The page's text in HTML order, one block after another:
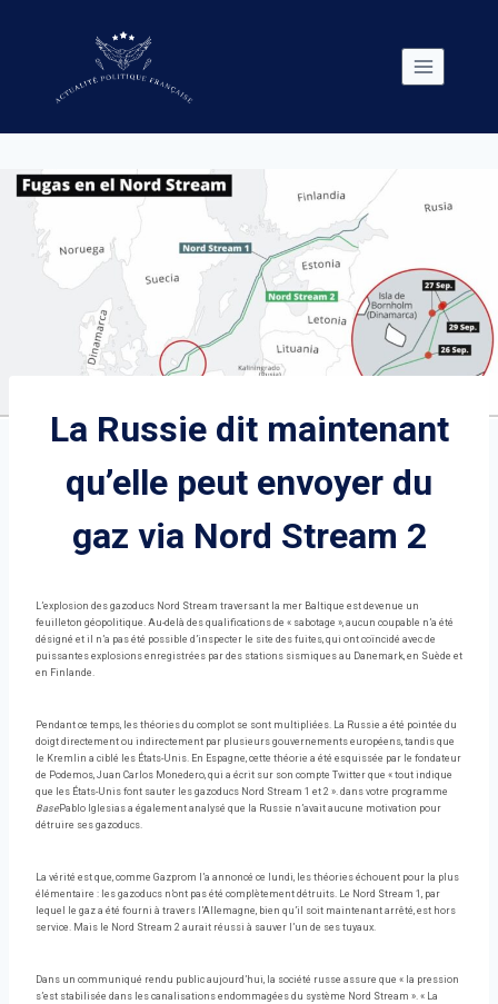
La Russie dit maintenant
qu’elle peut envoyer du
gaz via Nord Stream 2
L’explosion des gazoducs Nord Stream traversant la mer Baltique est devenue un
feuilleton géopolitique. Au-delà des qualifications de « sabotage », aucun coupable n’a été
désigné et il n’a pas été possible d’inspecter le site des fuites, qui ont coïncidé avec de
puissantes explosions enregistrées par des stations sismiques au Danemark, en Suède et
en Finlande.
Pendant ce temps, les théories du complot se sont multipliées. La Russie a été pointée du
doigt directement ou indirectement par plusieurs gouvernements européens, tandis que
le Kremlin a ciblé les États-Unis. En Espagne, cette théorie a été esquissée par le fondateur
de Podemos, Juan Carlos Monedero, qui a écrit sur son compte Twitter que « tout indique
que les États-Unis font sauter les gazoducs Nord Stream 1 et 2 ». dans votre programme
BasePablo Iglesias a également analysé que la Russie n’avait aucune motivation pour
détruire ses gazoducs.
La vérité est que, comme Gazprom l’a annoncé ce lundi, les théories échouent pour la plus
élémentaire : les gazoducs n’ont pas été complètement détruits. Le Nord Stream 1, par
lequel le gaz a été fourni à travers l’Allemagne, bien qu’il soit maintenant arrêté, est hors
service. Mais le Nord Stream 2 aurait réussi à sauver l’un de ses tuyaux.
Dans un communiqué rendu public aujourd’hui, la société russe assure que « la pression
s’est stabilisée dans les canalisations endommagées du système Nord Stream ». « La